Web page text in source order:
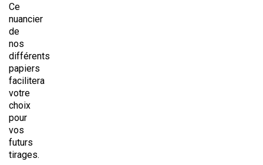
Ce
nuancier
de
nos
différents
papiers
facilitera
votre
choix
pour
vos
futurs
tirages.